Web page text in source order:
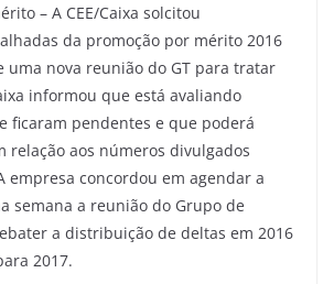
– A CEE/Caixa solcitou
da promoção por mérito 2016
uma nova reunião do GT para tratar
informou que está avaliando
ficaram pendentes e que poderá
relação aos números divulgados
empresa concordou em agendar a
semana a reunião do Grupo de
a distribuição de deltas em 2016
2017.